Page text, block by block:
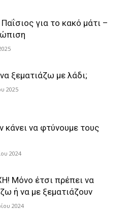
για το κακό μάτι –
ξεματιάζω με λάδι;
2025
κάνει να φτύνουμε τους
2024
Μόνο έτσι πρέπει να
ή να με ξεματιάζουν
2024